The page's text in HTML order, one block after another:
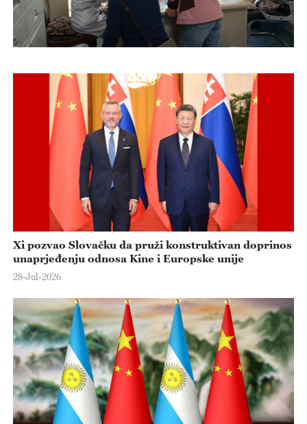
Xi pozvao Slovačku da pruži konstruktivan doprinos
unaprjeđenju odnosa Kine i Europske unije
28-Jul-2026